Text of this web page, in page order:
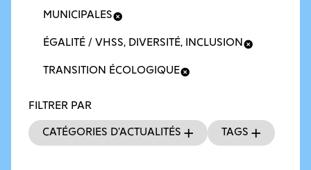
FILTRER PAR
Catégories d’actualités Tags
MUNICIPALES
ÉGALITÉ / VHSS, DIVERSITÉ, INCLUSION
TRANSITION ÉCOLOGIQUE